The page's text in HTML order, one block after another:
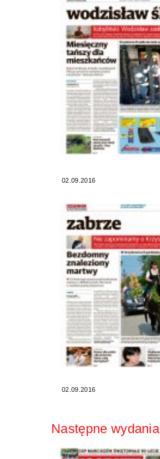
02.09.2016
02.09.2016
Następne wydania